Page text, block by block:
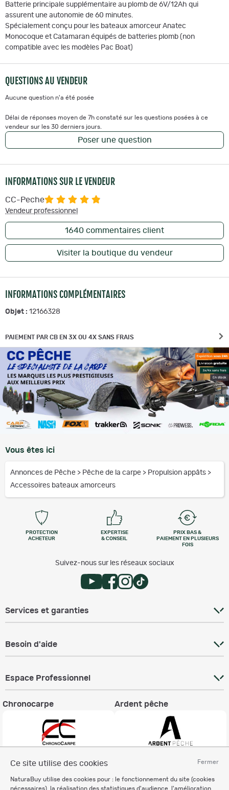
Fermer
Ce site utilise des cookies
NaturaBuy utilise des cookies pour : le fonctionnement du site (cookies
nécessaires), la réalisation des statistiques d'audience, l'amélioration
Batterie principale supplémentaire au plomb de 6V/12Ah qui
assurent une autonomie de 60 minutes.
Spécialement conçu pour les bateaux amorceur Anatec
Monocoque et Catamaran équipés de batteries plomb (non
compatible avec les modèles Pac Boat)
QUESTIONS AU VENDEUR
Aucune question n'a été posée
Délai de réponses moyen de 7h constaté sur les questions posées à ce
vendeur sur les 30 derniers jours.
Poser une question
INFORMATIONS SUR LE VENDEUR
CC-Peche
Vendeur professionnel
1640 commentaires client
Visiter la boutique du vendeur
INFORMATIONS COMPLÉMENTAIRES
Objet : 12166328
PAIEMENT PAR CB EN 3X OU 4X SANS FRAIS
Vous êtes ici
Annonces de Pêche > Pêche de la carpe > Propulsion appâts >
Accessoires bateaux amorceurs
PROTECTION
ACHETEUR
EXPERTISE
& CONSEIL
PRIX BAS &
PAIEMENT EN PLUSIEURS
FOIS
Suivez-nous sur les réseaux sociaux
Services et garanties
Besoin d'aide
Espace Professionnel
Chronocarpe Ardent pêche
Charte éthique